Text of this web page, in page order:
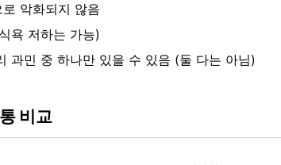
악화되지 않음
욕 저하는 가능)
과민 중 하나만 있을 수 있음 (둘 다는 아님)
비교